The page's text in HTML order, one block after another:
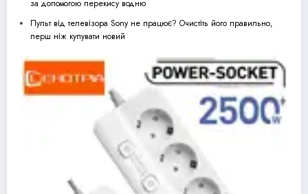
за допомогою перекису водню
Пульт від телевізора Sony не працює? Очистіть його правильно,
перш ніж купувати новий